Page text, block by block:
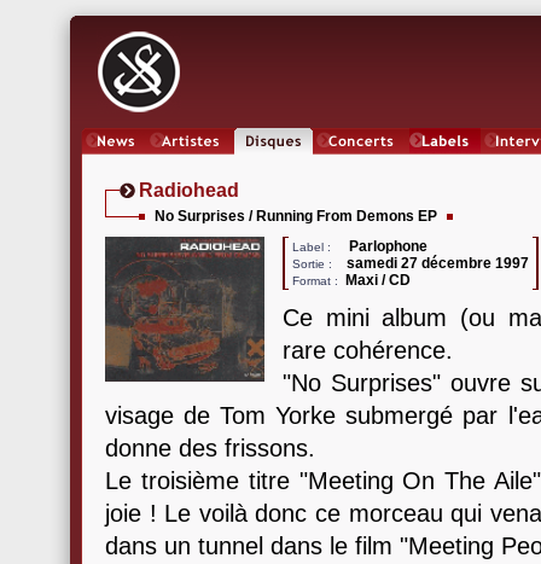
Radiohead
No Surprises / Running From Demons EP
Label : Parlophone
Sortie : samedi 27 décembre 1997
Format : Maxi / CD
Ce mini album (ou
rare cohérence.
"No Surprises" ouvre
visage de Tom Yorke submergé par
donne des frissons.
Le troisième titre "Meeting On The
joie ! Le voilà donc ce morceau qui
dans un tunnel dans le film "Meeting